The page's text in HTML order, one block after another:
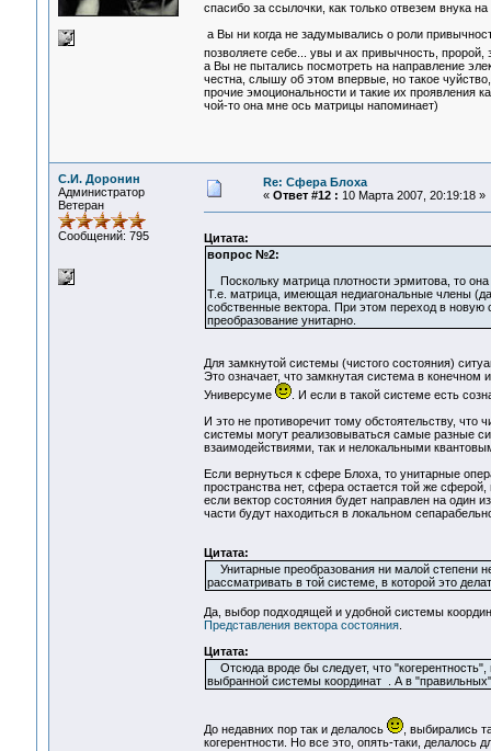
спасибо за ссылочки, как только отвезем внука
а Вы ни когда не задумывались о роли
позволяете себе... увы и ах привычность, пророй,
а Вы не пытались посмотреть на направление
честна, слышу об этом впервые, но такое
прочие эмоциональности и такие их проявления
чой-то она мне ось матрицы напоминает)
С.И. Доронин
Администратор
Ветеран
Сообщений: 795
Re: Сфера Блоха
« Ответ #12 : 10 Марта 2007, 20:19:18 »
Цитата:
вопрос №2:
Поскольку матрица плотности эрмитова, то
Т.е. матрица, имеющая недиагональные члены
собственные вектора. При этом переход в новую
преобразование унитарно.
Для замкнутой системы (чистого состояния)
Это означает, что замкнутая система в конечном
Универсуме
. И если в такой системе есть
И это не противоречит тому обстоятельству,
системы могут реализовываться самые разные
взаимодействиями, так и нелокальными
Если вернуться к сфере Блоха, то унитарные
пространства нет, сфера остается той же
если вектор состояния будет направлен на
части будут находиться в локальном
Цитата:
Унитарные преобразования ни малой степени
рассматривать в той системе, в которой это
Да, выбор подходящей и удобной системы
Представления вектора состояния.
Цитата:
Отсюда вроде бы следует, что
выбранной системы координат . А в "правильных"
До недавних пор так и делалось
, выбирались
когерентности. Но все это, опять-таки, делалось